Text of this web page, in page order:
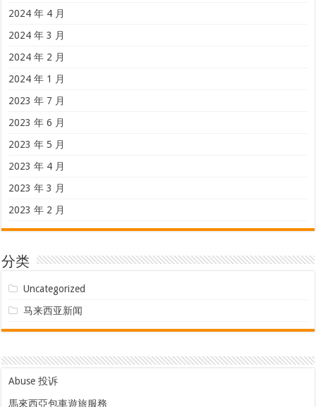
2024 年 4 月
2024 年 3 月
2024 年 2 月
2024 年 1 月
2023 年 7 月
2023 年 6 月
2023 年 5 月
2023 年 4 月
2023 年 3 月
2023 年 2 月
分类
Uncategorized
马来西亚新闻
Abuse 投诉
馬來西亞包車遊旅服務